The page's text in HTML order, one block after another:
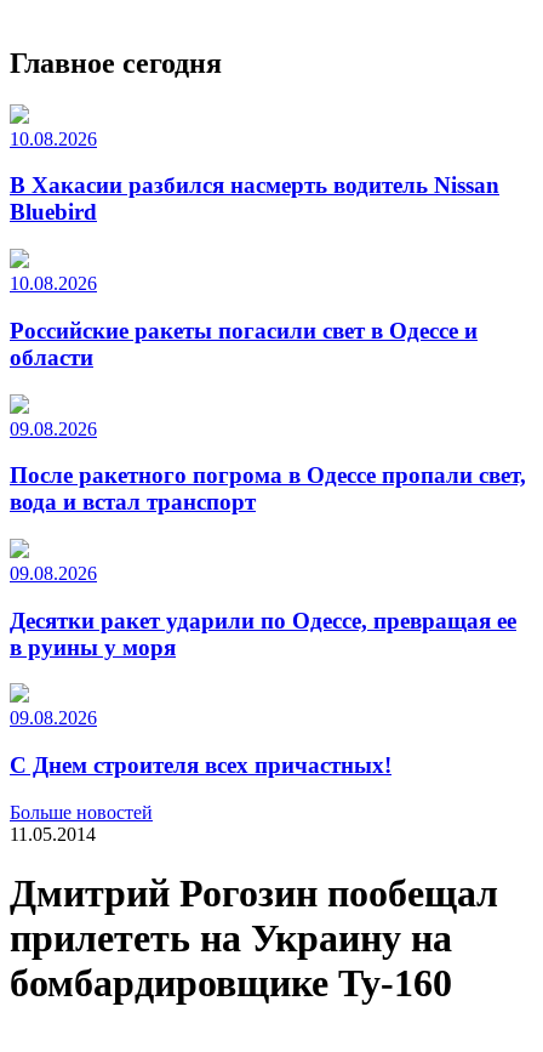
Главное сегодня
10.08.2026
В Хакасии разбился насмерть водитель Nissan
Bluebird
10.08.2026
Российские ракеты погасили свет в Одессе и
области
09.08.2026
После ракетного погрома в Одессе пропали свет,
вода и встал транспорт
09.08.2026
Десятки ракет ударили по Одессе, превращая ее
в руины у моря
09.08.2026
С Днем строителя всех причастных!
Больше новостей
11.05.2014
Дмитрий Рогозин пообещал
прилететь на Украину на
бомбардировщике Ту-160